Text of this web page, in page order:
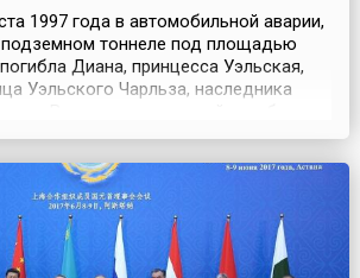
1997 года в автомобильной аварии,
тоннеле под площадью
Диана, принцесса Уэльская,
Уэльского Чарльза, наследника
Аль-Файед и водитель Анри Поль
Сальпетриер, умерла...